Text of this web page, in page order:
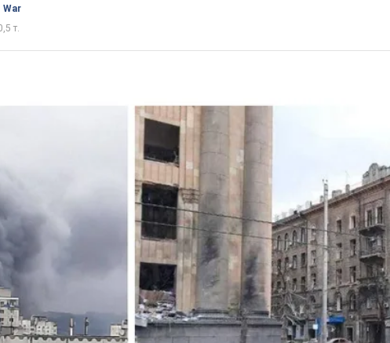
War
т.